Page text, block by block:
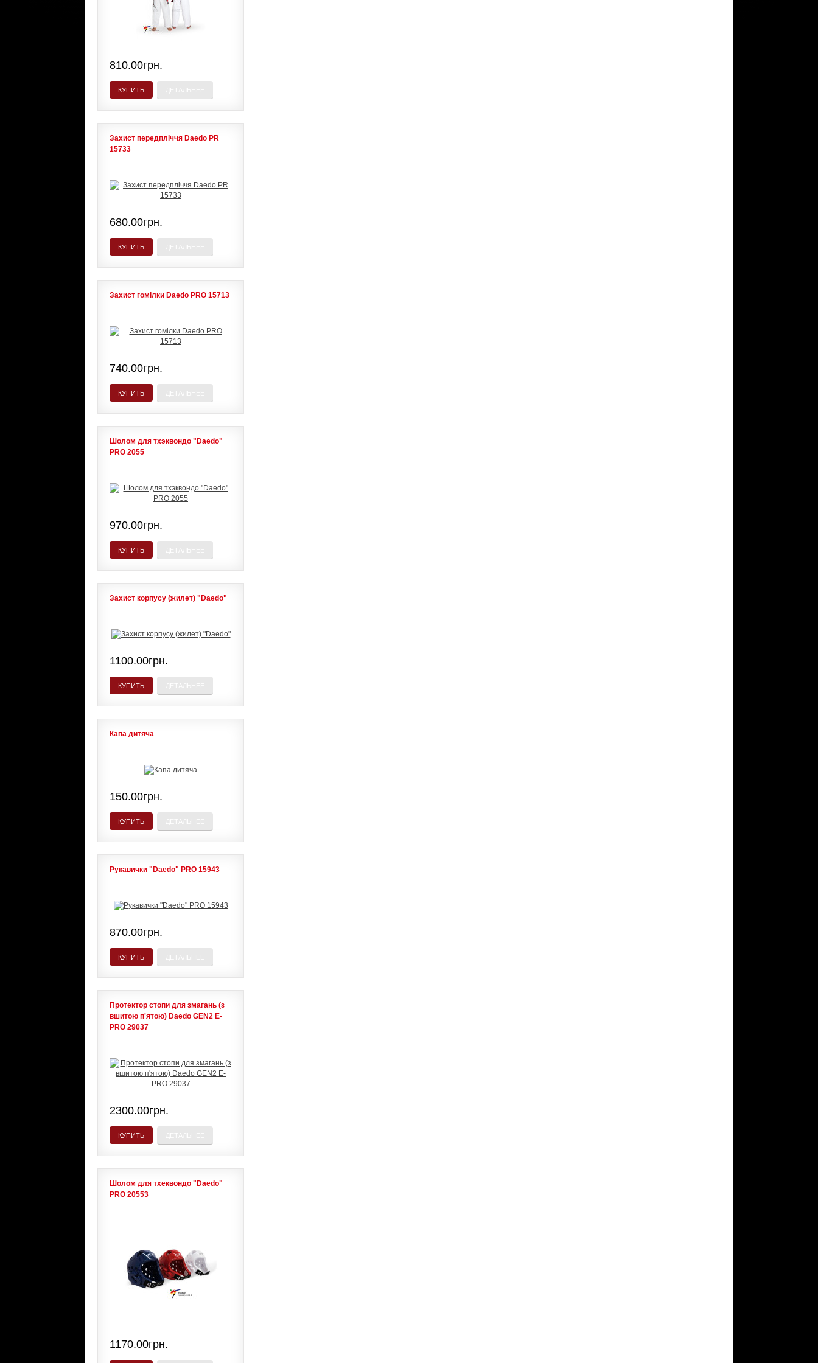
810.00грн.
КУПИТЬ
Захист передпліччя Daedo PR
15733
680.00грн.
КУПИТЬ
Захист гомілки Daedo PRO 15713
740.00грн.
КУПИТЬ
Шолом для тхэквондо "Daedo"
PRO 2055
970.00грн.
КУПИТЬ
Захист корпусу (жилет) "Daedo"
1100.00грн.
КУПИТЬ
Капа дитяча
150.00грн.
КУПИТЬ
Рукавички "Daedo" PRO 15943
870.00грн.
КУПИТЬ
Протектор стопи для змагань (з
вшитою п'ятою) Daedo GEN2 E-
PRO 29037
2300.00грн.
КУПИТЬ
Шолом для тхеквондо "Daedo"
PRO 20553
1170.00грн.